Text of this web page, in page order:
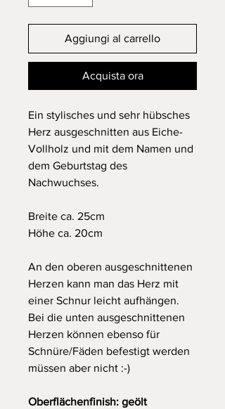
Aggiungi al carrello
Acquista ora
Ein stylisches und sehr hübsches
Herz ausgeschnitten aus Eiche-
Vollholz und mit dem Namen und
dem Geburtstag des
Nachwuchses.
Breite ca. 25cm
Höhe ca. 20cm
An den oberen ausgeschnittenen
Herzen kann man das Herz mit
einer Schnur leicht aufhängen.
Bei die unten ausgeschnittenen
Herzen können ebenso für
Schnüre/Fäden befestigt werden
müssen aber nicht :-)
Oberflächenfinish: geölt